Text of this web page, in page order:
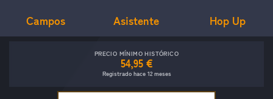
Campos Asistente Hop Up
PRECIO MÍNIMO HISTÓRICO
54,95 €
Registrado hace 12 meses